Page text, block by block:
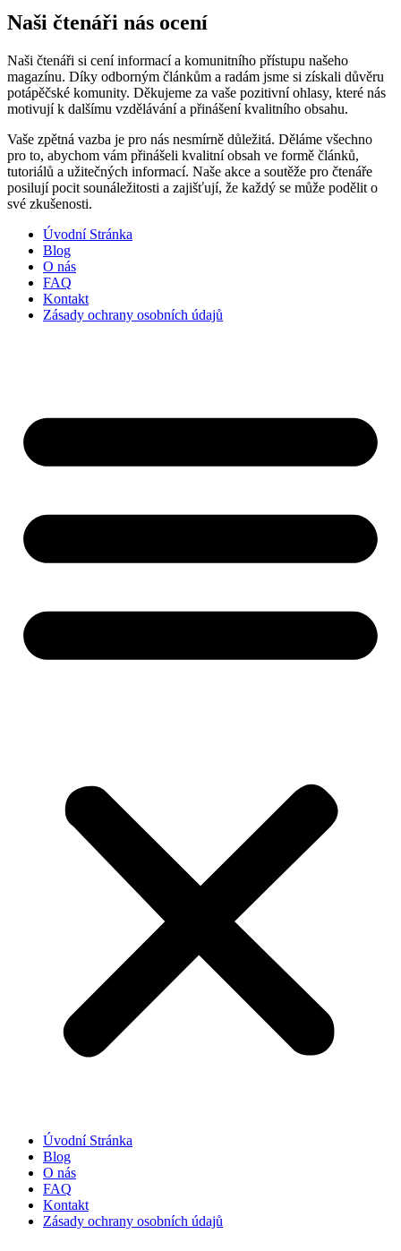
Naši čtenáři nás ocení
Naši čtenáři si cení informací a komunitního přístupu našeho
magazínu. Díky odborným článkům a radám jsme si získali důvěru
potápěčské komunity. Děkujeme za vaše pozitivní ohlasy, které nás
motivují k dalšímu vzdělávání a přinášení kvalitního obsahu.
Vaše zpětná vazba je pro nás nesmírně důležitá. Děláme všechno
pro to, abychom vám přinášeli kvalitní obsah ve formě článků,
tutoriálů a užitečných informací. Naše akce a soutěže pro čtenáře
posilují pocit sounáležitosti a zajišťují, že každý se může podělit o
své zkušenosti.
Úvodní Stránka
Blog
O nás
FAQ
Kontakt
Zásady ochrany osobních údajů
Úvodní Stránka
Blog
O nás
FAQ
Kontakt
Zásady ochrany osobních údajů